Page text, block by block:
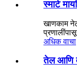
स्मार्ट
खाणकाम
अधिक वाचा
तेल आणि